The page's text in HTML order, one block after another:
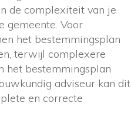
de complexiteit van je
gemeente. Voor
het bestemmingsplan
terwijl complexere
het bestemmingsplan
adviseur kan dit
en correcte